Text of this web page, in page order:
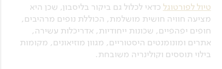
טיול לפורטוגל כדאי לכלול גם ביקור בליסבון, שכן היא
מציעה חוויה חושית מושלמת, הכוללת נופים מרהיבים,
חופים יפהפיים, שכונות ייחודיות, אדריכלות עשירה,
אתרים ומונומנטים היסטוריים, מגוון מוזיאונים, מקומות
בילוי תוססים וקולינריה משובחת.